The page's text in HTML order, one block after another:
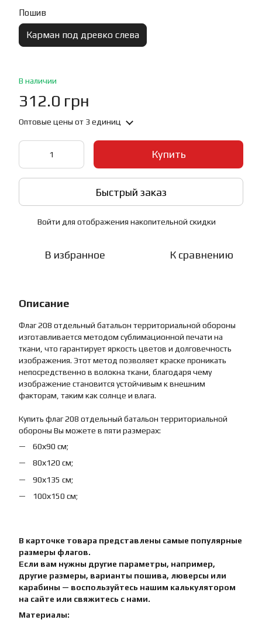
Пошив
Карман под древко слева
В наличии
312.0 грн
Оптовые цены от 3 единиц
Купить
Быстрый заказ
Войти для отображения накопительной скидки
В избранное К сравнению
Описание
Флаг 208 отдельный батальон территориальной обороны
изготавливается методом сублимационной печати на
ткани, что гарантирует яркость цветов и долговечность
изображения. Этот метод позволяет краске проникать
непосредственно в волокна ткани, благодаря чему
изображение становится устойчивым к внешним
факторам, таким как солнце и влага.
Купить флаг 208 отдельный батальон территориальной
обороны Вы можете в пяти размерах:
60х90 см;
80х120 см;
90х135 см;
100х150 см;
В карточке товара представлены самые популярные
размеры флагов.
Если вам нужны другие параметры, например,
другие размеры, варианты пошива, люверсы или
карабины — воспользуйтесь нашим калькулятором
на сайте или свяжитесь с нами.
Материалы: